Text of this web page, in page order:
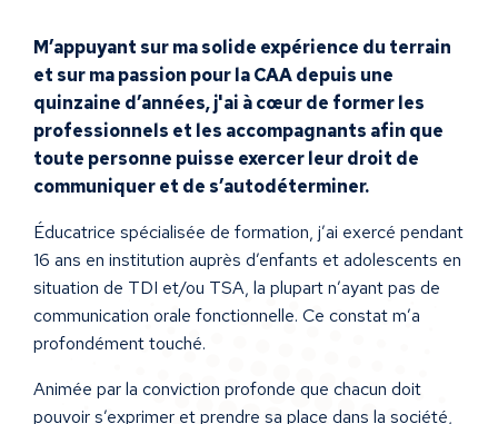
M’appuyant sur ma solide expérience du terrain
et sur ma passion pour la CAA depuis une
quinzaine d’années, j'ai à cœur de former les
professionnels et les accompagnants afin que
toute personne puisse exercer leur droit de
communiquer et de s’autodéterminer.
Éducatrice spécialisée de formation, j’ai exercé pendant
16 ans en institution auprès d’enfants et adolescents en
situation de TDI et/ou TSA, la plupart n’ayant pas de
communication orale fonctionnelle. Ce constat m’a
profondément touché.
Animée par la conviction profonde que chacun doit
pouvoir s’exprimer et prendre sa place dans la société,